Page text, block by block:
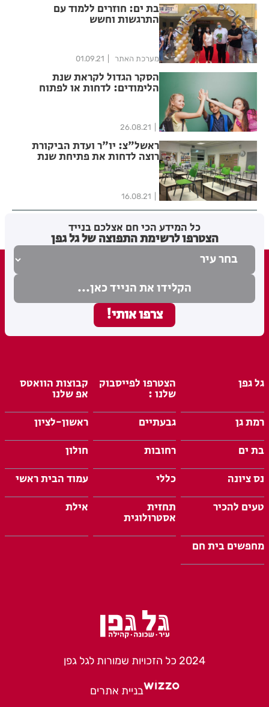
בת ים: חוזרים ללמוד עם
התרגשות וחשש
מערכת האתר 01.09.21
הסקר הגדול לקראת שנת
הלימודים: לדחות או לפתוח
26.08.21
ראשל"צ: יו"ר ועדת הביקורת
רוצה לדחות את פתיחת שנת
16.08.21
כל המידע הכי חם אצלכם בנייד
הצטרפו לרשימת התפוצה של גל גפן
גל גפן הצטרפו לפייסבוק
שלנו :
קבוצות הוואטס
אפ שלנו
רמת גן
גבעתיים
ראשון-לציון
בת ים
רחובות
חולון
נס ציונה
כללי
עמוד הבית ראשי
טעים להכיר
תחזית
אסטרולוגית
אילת
מחפשים בית חם
2024 כל הזכויות שמורות לגל גפן
בניית אתרים